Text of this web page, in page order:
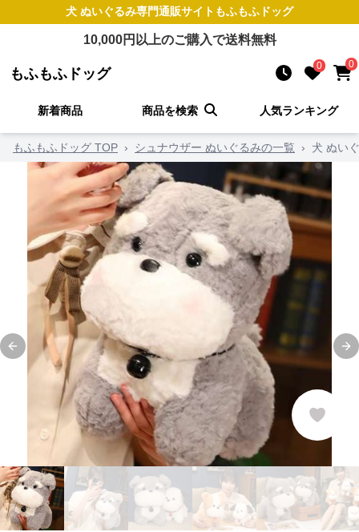
犬 ぬいぐるみ専門通販サイト もふもふドッグ
10,000円以上のご購入で送料無料
もふもふドッグ 0 0
新着商品 商品を検索 人気ランキング
もふもふドッグ TOP › シュナウザー ぬいぐるみの一覧 › 犬 ぬい
Previous slide